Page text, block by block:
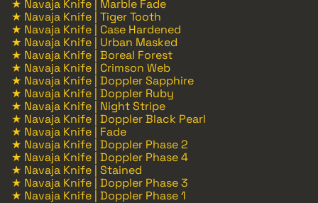
★ Navaja Knife | Marble Fade
★ Navaja Knife | Tiger Tooth
★ Navaja Knife | Case Hardened
★ Navaja Knife | Urban Masked
★ Navaja Knife | Boreal Forest
★ Navaja Knife | Crimson Web
★ Navaja Knife | Doppler Sapphire
★ Navaja Knife | Doppler Ruby
★ Navaja Knife | Night Stripe
★ Navaja Knife | Doppler Black Pearl
★ Navaja Knife | Fade
★ Navaja Knife | Doppler Phase 2
★ Navaja Knife | Doppler Phase 4
★ Navaja Knife | Stained
★ Navaja Knife | Doppler Phase 3
★ Navaja Knife | Doppler Phase 1